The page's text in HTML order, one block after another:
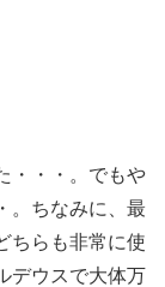
・・・。でもや
。ちなみに、最
ちらも非常に使
デウスで大体万